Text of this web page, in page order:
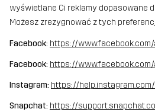
wyświetlane Ci reklamy dopasowane
Możesz zrezygnować z tych
Facebook: https://
Facebook: https://
Instagram: https://
Snapchat: https://